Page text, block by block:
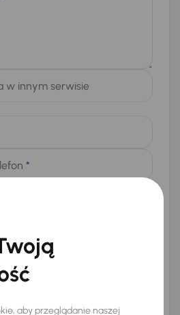
w innym serwisie
*
(opcjonalnie)
zapytanie
pojazdu. AURES Holdings a.s., z siedzibą
Praga 8, będzie przechowywać i przetwarzać
aby przeglądanie naszej